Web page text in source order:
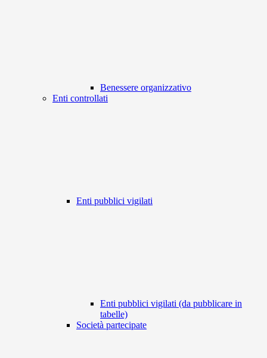
Benessere organizzativo
Enti controllati
Enti pubblici vigilati
Enti pubblici vigilati (da pubblicare in
tabelle)
Società partecipate